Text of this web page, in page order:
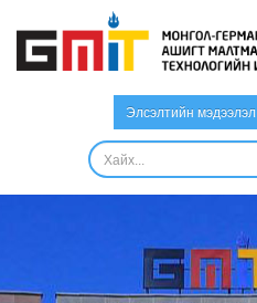
Элсэлтийн мэдээлэл